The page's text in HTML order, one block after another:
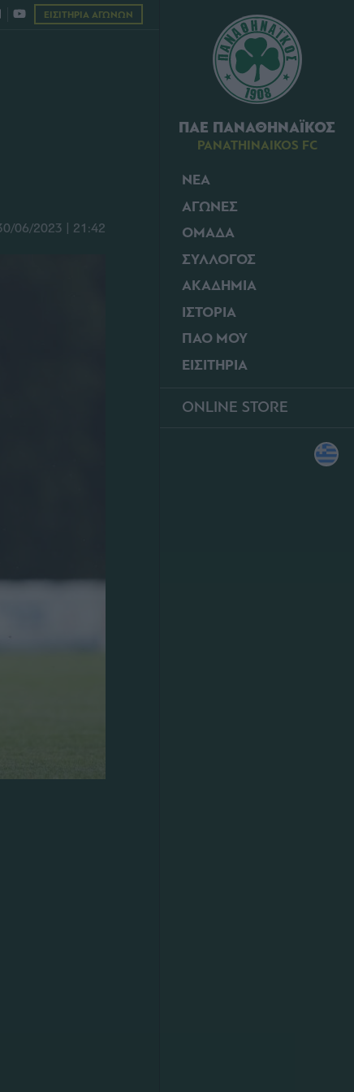
ΠΑΕ ΠΑΝΑΘΗΝΑΪΚΟΣ
PANATHINAIKOS FC
ΝΕΑ
ΑΓΩΝΕΣ
ΟΜΑΔΑ
ΣΥΛΛΟΓΟΣ
ΑΚΑΔΗΜΙΑ
ΙΣΤΟΡΙΑ
ΠΑΟ ΜΟΥ
ΕΙΣΙΤΗΡΙΑ
ONLINE STORE
ΕΙΣΙΤΗΡΙΑ ΑΓΩΝΩΝ
06/2023 | 21:42